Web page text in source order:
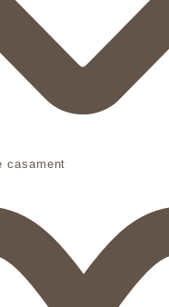
casament